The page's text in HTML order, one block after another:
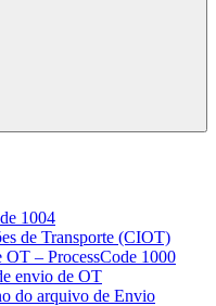
1004
de Transporte (CIOT)
OT – ProcessCode 1000
envio de OT
do arquivo de Envio